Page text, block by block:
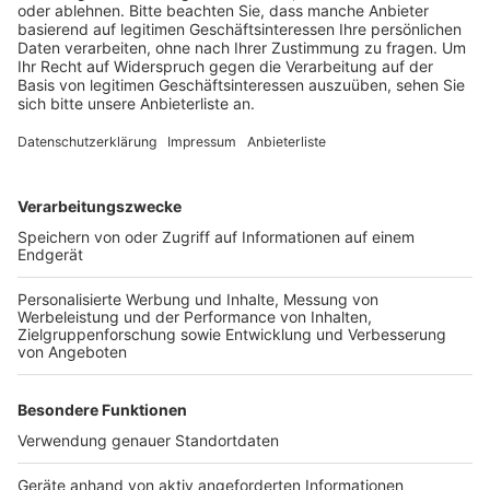
Anzeige
Insgesamt verzeichnet die Verwaltung für die
Sonntag ein einziges Kreuz bei einer der 34 Parteien
und Wählervereinigungen setzen.
Anzeige
Anzeige